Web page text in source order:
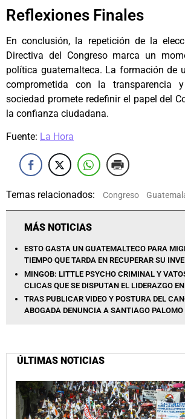
Reflexiones Finales
En conclusión, la repetición de la
Directiva del Congreso marca un
política guatemalteca. La formación de
comprometida con la
sociedad promete redefinir el papel del
la confianza ciudadana.
Fuente: La Hora
Temas relacionados: Congreso
MÁS NOTICIAS
ESTO GASTA UN GUATEMALTECO PARA
TIEMPO QUE TARDA EN RECUPERAR SU
MINGOB: LITTLE PSYCHO CRIMINAL Y
CLICAS QUE SE DISPUTAN EL LIDERAZGO
TRAS PUBLICAR VIDEO Y POSTURA DEL
ABOGADA DENUNCIA A SANTIAGO PALOMO
ÚLTIMAS NOTICIAS